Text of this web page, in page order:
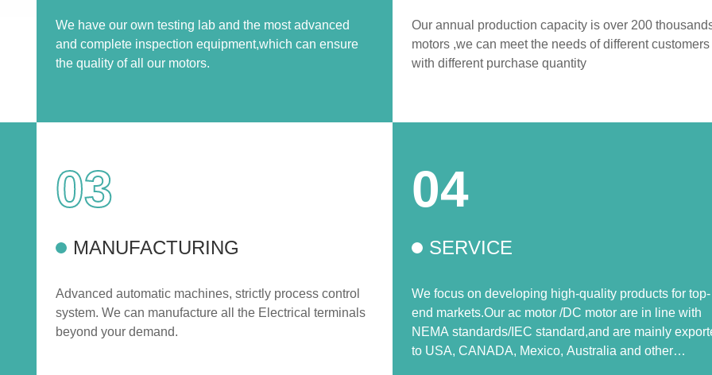
We have our own testing lab and the most advanced
and complete inspection equipment,which can ensure
the quality of all our motors.
Our annual production capacity is over 200
motors ,we can meet the needs of different customers
with different purchase quantity
03
MANUFACTURING
Advanced automatic machines, strictly process control
system. We can manufacture all the Electrical terminals
beyond your demand.
04
SERVICE
We focus on developing high-quality products for top-
end markets.Our ac motor /DC motor are in line with
NEMA standards/IEC standard,and are mainly
to USA, CANADA, Mexico, Australia and other